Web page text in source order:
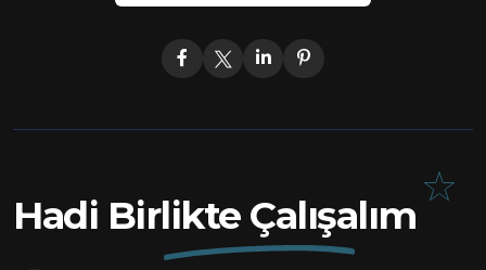
Hadi Birlikte Çalışalım